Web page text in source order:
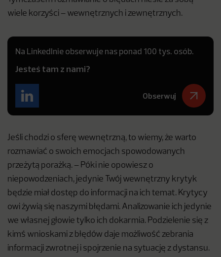
wiele korzyści – wewnętrznych i zewnętrznych.
Na LinkedInie obserwuje nas ponad 100 tys. osób.
Jesteś tam z nami?
Obserwuj
Jeśli chodzi o sferę wewnętrzną, to wiemy, że warto
rozmawiać o swoich emocjach spowodowanych
przeżytą porażką. – Póki nie opowiesz o
niepowodzeniach, jedynie Twój wewnętrzny krytyk
będzie miał dostęp do informacji na ich temat. Krytycy
owi żywią się naszymi błędami. Analizowanie ich jedynie
we własnej głowie tylko ich dokarmia. Podzielenie się z
kimś wnioskami z błędów daje możliwość zebrania
informacji zwrotnej i spojrzenie na sytuację z dystansu.